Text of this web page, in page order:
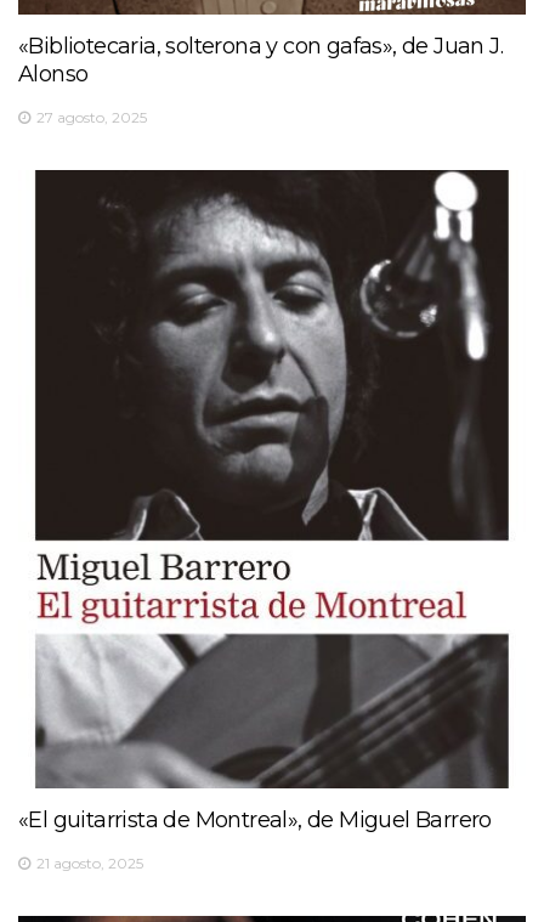
«Bibliotecaria, solterona y con gafas», de Juan J.
Alonso
27 agosto, 2025
«El guitarrista de Montreal», de Miguel Barrero
21 agosto, 2025